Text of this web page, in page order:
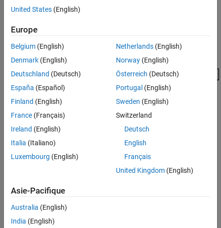
lequel les valeurs à virgule fixe sont mises à l’échelle et
Par exemple, voici ci-dessous une représentation binaire d’un
nombre à virgule fixe généralisé (signé ou non signé) :
où
biest le
wlest la longueur du mot en bits.
(MSB).
est l'emplacement du bit de poids faible, ou le moins élevé
(LSB).
United States (English)
Europe
Belgium (English)
Denmark (English)
Deutschland (Deutsch)
España (Español)
Finland (English)
France (Français)
Ireland (English)
Italia (Italiano)
Luxembourg (English)
Netherlands(English)
Norway(English)
Österreich (Deutsch)
Portugal (English)
Sweden (English)
Switzerland
Deutsch
English
Français
United Kingdom(English)
Asie-Pacifique
Australia (English)
India (English)